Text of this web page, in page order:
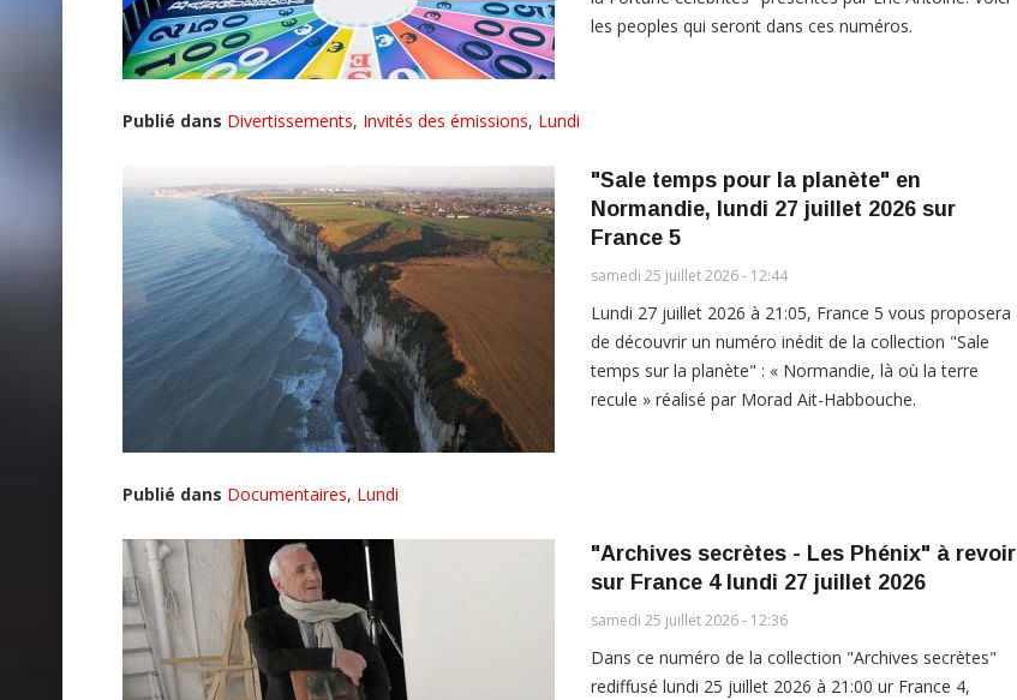
les peoples qui seront dans ces numéros.
Publié dans Divertissements, Invités des émissions, Lundi
"Sale temps pour la planète" en
Normandie, lundi 27 juillet 2026 sur
France 5
samedi 25 juillet 2026 - 12:44
Lundi 27 juillet 2026 à 21:05, France 5 vous proposera
de découvrir un numéro inédit de la collection "Sale
temps sur la planète" : « Normandie, là où la terre
recule » réalisé par Morad Ait-Habbouche.
Publié dans Documentaires, Lundi
"Archives secrètes - Les Phénix" à revoir
sur France 4 lundi 27 juillet 2026
samedi 25 juillet 2026 - 12:36
Dans ce numéro de la collection "Archives secrètes"
rediffusé lundi 25 juillet 2026 à 21:00 ur France 4,